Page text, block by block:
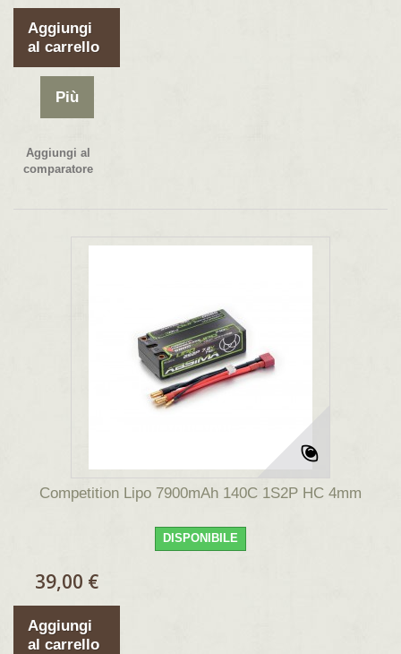
Aggiungi
al carrello
Più
Aggiungi al
comparatore
Competition Lipo 7900mAh 140C 1S2P HC 4mm
DISPONIBILE
39,00 €
Aggiungi
al carrello